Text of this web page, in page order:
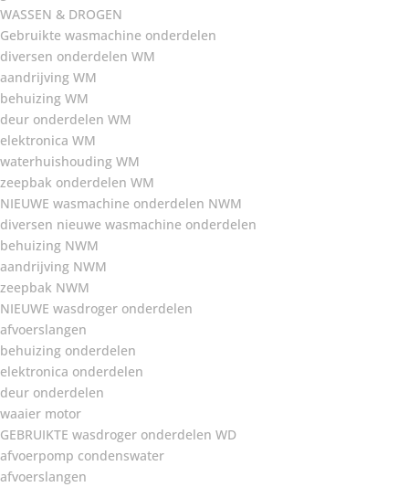
WASSEN & DROGEN
Gebruikte wasmachine onderdelen
diversen onderdelen WM
aandrijving WM
behuizing WM
deur onderdelen WM
elektronica WM
waterhuishouding WM
zeepbak onderdelen WM
NIEUWE wasmachine onderdelen NWM
diversen nieuwe wasmachine onderdelen
behuizing NWM
aandrijving NWM
zeepbak NWM
NIEUWE wasdroger onderdelen
afvoerslangen
behuizing onderdelen
elektronica onderdelen
deur onderdelen
waaier motor
GEBRUIKTE wasdroger onderdelen WD
afvoerpomp condenswater
afvoerslangen